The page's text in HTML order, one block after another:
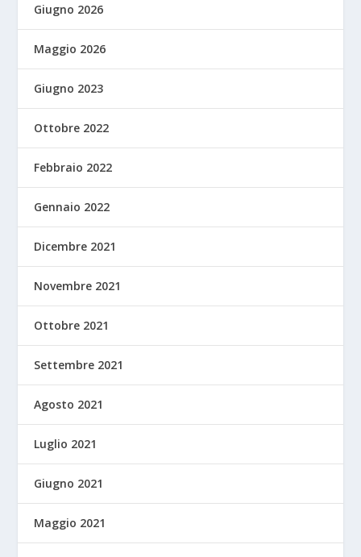
Giugno 2026
Maggio 2026
Giugno 2023
Ottobre 2022
Febbraio 2022
Gennaio 2022
Dicembre 2021
Novembre 2021
Ottobre 2021
Settembre 2021
Agosto 2021
Luglio 2021
Giugno 2021
Maggio 2021